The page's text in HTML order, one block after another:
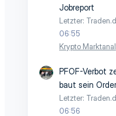
Jobreport
Letzter:
06:55
Krypto
PFOF-Verbot
baut sein
Letzter:
06:56